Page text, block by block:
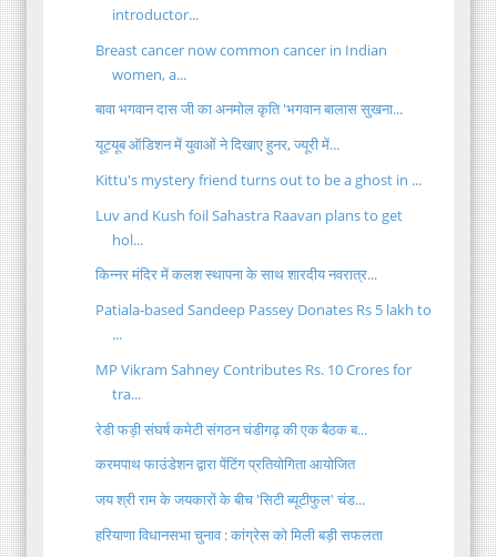
introductor...
Breast cancer now common cancer in Indian
women, a...
बावा भगवान दास जी का अनमोल कृति 'भगवान बालास सुखना...
यूट्यूब ऑडिशन में युवाओं ने दिखाए हुनर, ज्यूरी में...
Kittu's mystery friend turns out to be a ghost in ...
Luv and Kush foil Sahastra Raavan plans to get
hol...
किन्नर मंदिर में कलश स्थापना के साथ शारदीय नवरात्र...
Patiala-based Sandeep Passey Donates Rs 5 lakh to
...
MP Vikram Sahney Contributes Rs. 10 Crores for
tra...
रेडी फड़ी संघर्ष कमेटी संगठन चंडीगढ़ की एक बैठक ब...
करमपाथ फाउंडेशन द्वारा पेंटिंग प्रतियोगिता आयोजित
जय श्री राम के जयकारों के बीच 'सिटी ब्यूटीफुल' चंड...
हरियाणा विधानसभा चुनाव : कांग्रेस को मिली बड़ी सफलता